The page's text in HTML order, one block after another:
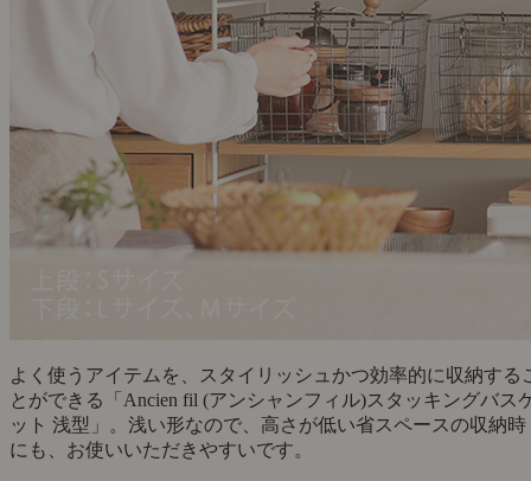
よく使うアイテムを、スタイリッシュかつ効率的に収納する
とができる「Ancien fil (アンシャンフィル)スタッキングバス
ット 浅型」。浅い形なので、高さが低い省スペースの収納時
にも、お使いいただきやすいです。